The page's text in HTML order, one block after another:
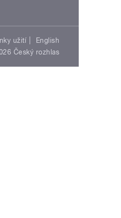
užití
English
Český rozhlas